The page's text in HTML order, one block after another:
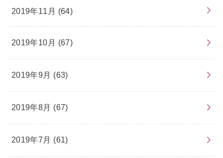
2019年11月 (64)
2019年10月 (67)
2019年9月 (63)
2019年8月 (67)
2019年7月 (61)